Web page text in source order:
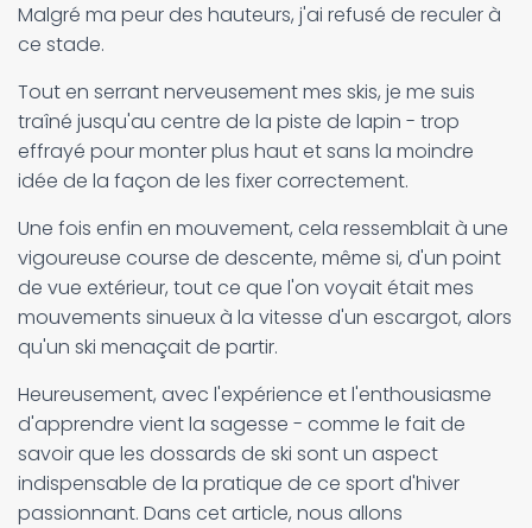
Malgré ma peur des hauteurs, j'ai refusé de reculer à
ce stade.
Tout en serrant nerveusement mes skis, je me suis
traîné jusqu'au centre de la piste de lapin - trop
effrayé pour monter plus haut et sans la moindre
idée de la façon de les fixer correctement.
Une fois enfin en mouvement, cela ressemblait à une
vigoureuse course de descente, même si, d'un point
de vue extérieur, tout ce que l'on voyait était mes
mouvements sinueux à la vitesse d'un escargot, alors
qu'un ski menaçait de partir.
Heureusement, avec l'expérience et l'enthousiasme
d'apprendre vient la sagesse - comme le fait de
savoir que les dossards de ski sont un aspect
indispensable de la pratique de ce sport d'hiver
passionnant. Dans cet article, nous allons